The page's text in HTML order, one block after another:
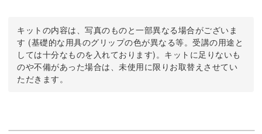
キットの内容は、写真のものと一部異なる場合がございま
す (基礎的な用具のグリップの色が異なる等。受講の用途と
しては十分なものを入れております)。キットに足りないも
のや不備があった場合は、未使用に限りお取替えさせてい
ただきます。